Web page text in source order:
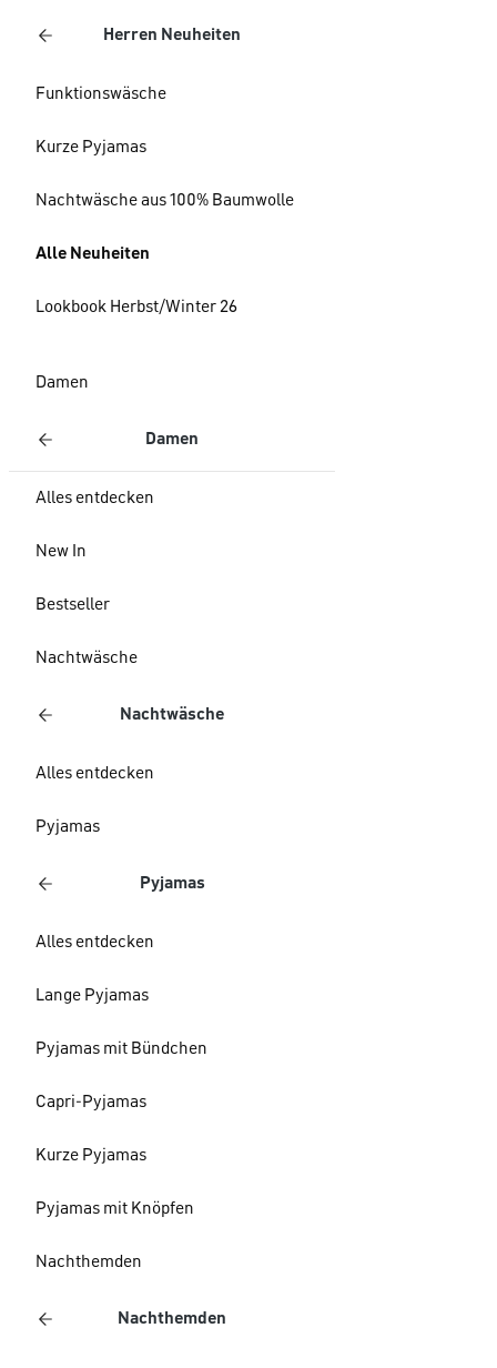
Herren Neuheiten
Funktionswäsche
Kurze Pyjamas
Nachtwäsche aus 100% Baumwolle
Alle Neuheiten
Lookbook Herbst/Winter 26
Damen
Damen
Alles entdecken
New In
Bestseller
Nachtwäsche
Nachtwäsche
Alles entdecken
Pyjamas
Pyjamas
Alles entdecken
Lange Pyjamas
Pyjamas mit Bündchen
Capri-Pyjamas
Kurze Pyjamas
Pyjamas mit Knöpfen
Nachthemden
Nachthemden